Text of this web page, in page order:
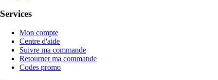
Services
Mon compte
Centre d'aide
Suivre ma commande
Retourner ma commande
Codes promo